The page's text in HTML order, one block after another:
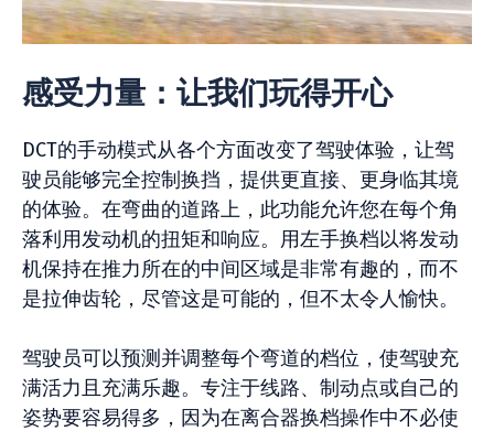
感受力量：让我们玩得开心
DCT的手动模式从各个方面改变了驾驶体验，让驾
驶员能够完全控制换挡，提供更直接、更身临其境
的体验。在弯曲的道路上，此功能允许您在每个角
落利用发动机的扭矩和响应。用左手换档以将发动
机保持在推力所在的中间区域是非常有趣的，而不
是拉伸齿轮，尽管这是可能的，但不太令人愉快。
驾驶员可以预测并调整每个弯道的档位，使驾驶充
满活力且充满乐趣。专注于线路、制动点或自己的
姿势要容易得多，因为在离合器换档操作中不必使